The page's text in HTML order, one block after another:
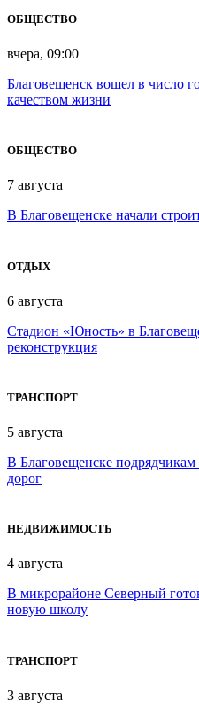
ОБЩЕСТВО
вчера, 09:00
Благовещенск вошел в число
качеством жизни
ОБЩЕСТВО
7 августа
В Благовещенске начали
ОТДЫХ
6 августа
Стадион «Юность» в
реконструкция
ТРАНСПОРТ
5 августа
В Благовещенске
дорог
НЕДВИЖИМОСТЬ
4 августа
В микрорайоне Северный
новую школу
ТРАНСПОРТ
3 августа